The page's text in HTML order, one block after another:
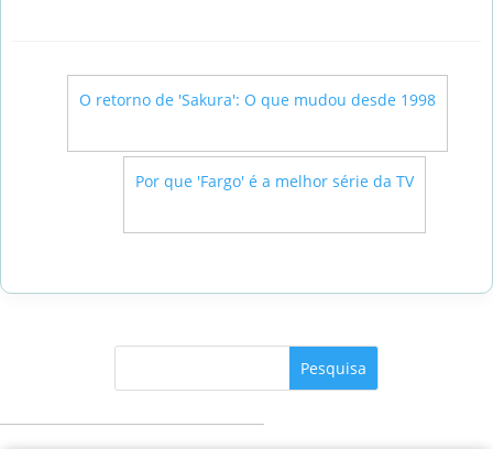
O retorno de 'Sakura': O que mudou desde 1998
Por que 'Fargo' é a melhor série da TV